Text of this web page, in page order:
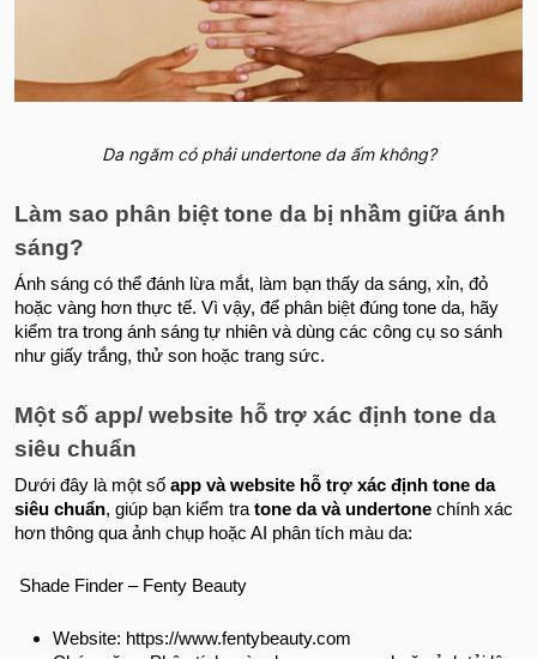
Da ngăm có phải undertone da ấm không?
Làm sao phân biệt tone da bị nhầm giữa ánh
sáng?
Ánh sáng có thể đánh lừa mắt, làm bạn thấy da sáng, xỉn, đỏ
hoặc vàng hơn thực tế. Vì vậy, để phân biệt đúng tone da, hãy
kiểm tra trong ánh sáng tự nhiên và dùng các công cụ so sánh
như giấy trắng, thử son hoặc trang sức.
Một số app/ website hỗ trợ xác định tone da
siêu chuẩn
Dưới đây là một số app và website hỗ trợ xác định tone da
siêu chuẩn, giúp bạn kiểm tratone da và undertone chính xác
hơn thông qua ảnh chụp hoặc AI phân tích màu da:
Shade Finder – Fenty Beauty
Website: https://www.fentybeauty.com